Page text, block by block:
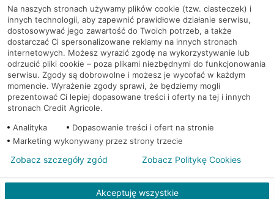
RODO
Regulamin serwisu
Mapa serwisu
PolitykaCookies
© 2026 Credit Agricole Bank Polska S.A. Wszelkie prawa zastrzeżone
Na naszych stronach używamy plików cookie (tzw. ciasteczek) i
innych technologii, aby zapewnić prawidłowe działanie serwisu,
dostosowywać jego zawartość do Twoich potrzeb, a także
dostarczać Ci spersonalizowane reklamy na innych stronach
internetowych. Możesz wyrazić zgodę na wykorzystywanie lub
odrzucić pliki cookie – poza plikami niezbędnymi do funkcjonowania
serwisu. Zgody są dobrowolne i możesz je wycofać w każdym
momencie. Wyrażenie zgody sprawi, że będziemy mogli
prezentować Ci lepiej dopasowane treści i oferty na tej i innych
stronach Credit Agricole.
Analityka
Dopasowanie treści i ofert na stronie
Marketing wykonywany przez strony trzecie
Akceptuję wszystkie
Zobacz szczegóły zgód Zobacz Politykę Cookies